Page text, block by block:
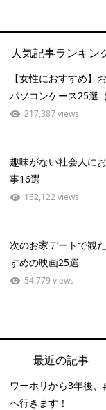
人気記事ランキン
【女性におすすめ】
パソコンケース25選
217,387 views
趣味がない社会人に
事16選
162,122 views
次のお家デートで観
すめの映画25選
54,779 views
最近の記事
ワーホリから3年後
へ行きます！